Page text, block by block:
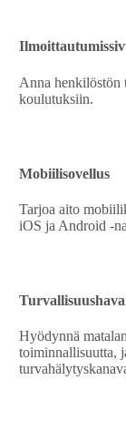
Anna henkilöstön
koulutuksiin.
Mobiilisovellus
Tarjoa aito
iOS ja Android -
Hyödynnä
toiminnallisuutta,